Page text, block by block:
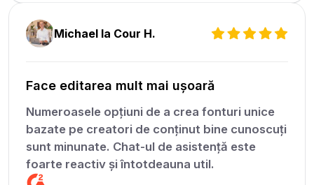
Michael la Cour H.
Face editarea mult mai ușoară
Numeroasele opțiuni de a crea fonturi unice
bazate pe creatori de conținut bine cunoscuți
sunt minunate. Chat-ul de asistență este
foarte reactiv și întotdeauna util.